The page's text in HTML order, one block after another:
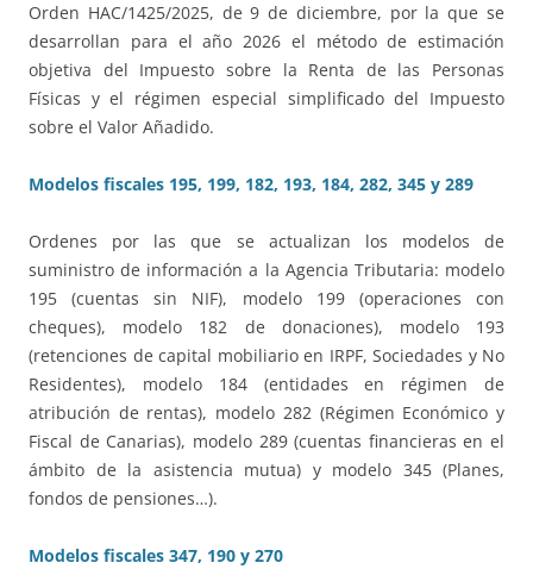
Orden HAC/1425/2025, de 9 de diciembre, por la que se
desarrollan para el año 2026 el método de estimación
objetiva del Impuesto sobre la Renta de las Personas
Físicas y el régimen especial simplificado del Impuesto
sobre el Valor Añadido.
Modelos fiscales 195, 199, 182, 193, 184, 282, 345 y 289
Ordenes por las que se actualizan los modelos de
suministro de información a la Agencia Tributaria: modelo
195 (cuentas sin NIF), modelo 199 (operaciones con
cheques), modelo 182 de donaciones), modelo 193
(retenciones de capital mobiliario en IRPF, Sociedades y No
Residentes), modelo 184 (entidades en régimen de
atribución de rentas), modelo 282 (Régimen Económico y
Fiscal de Canarias), modelo 289 (cuentas financieras en el
ámbito de la asistencia mutua) y modelo 345 (Planes,
fondos de pensiones…).
Modelos fiscales 347, 190 y 270